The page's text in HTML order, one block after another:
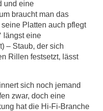
und eine
braucht man das
Platten auch pflegt
längst eine
– Staub, der sich
Rillen festsetzt, lässt
sich noch jemand
zwar, doch eine
hat die Hi-Fi-Branche